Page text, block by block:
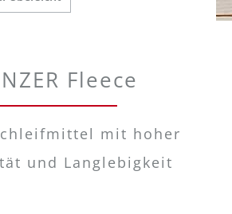
Fleece
mit hoher
und Langlebigkeit